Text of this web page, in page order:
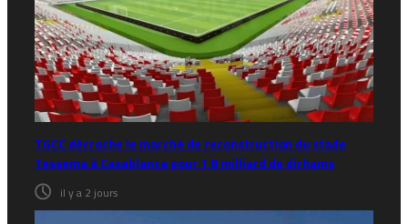
TGCC décroche le marché de reconstruction du stade
Tessema à Casablanca pour 1,8 milliard de dirhams
il y a 2 jours